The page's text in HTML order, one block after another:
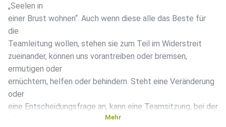
„Seelen in
einer Brust wohnen“. Auch wenn diese alle das Beste für
die
Teamleitung wollen, stehen sie zum Teil im Widerstreit
zueinander, können uns vorantreiben oder bremsen,
ermutigen oder
ernüchtern, helfen oder behindern. Steht eine Veränderung
oder
eine Entscheidungsfrage an, kann eine Teamsitzung, bei der
Mehr